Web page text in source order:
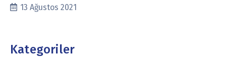
13 Ağustos 2021
Kategoriler